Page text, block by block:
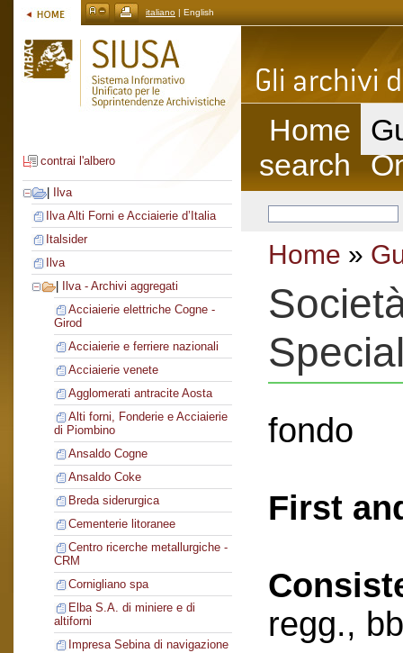
italiano | English
contrai l'albero
Ilva
Ilva Alti Forni e Acciaierie d’Italia
Italsider
Ilva
Ilva - Archivi aggregati
Acciaierie elettriche Cogne -
Girod
Acciaierie e ferriere nazionali
Acciaierie venete
Agglomerati antracite Aosta
Alti forni, Fonderie e Acciaierie
di Piombino
Ansaldo Cogne
Ansaldo Coke
Breda siderurgica
Cementerie litoranee
Centro ricerche metallurgiche -
CRM
Cornigliano spa
Elba S.A. di miniere e di
altiforni
Impresa Sebina di navigazione
Home
search
Home »
fondo
First
regg.,